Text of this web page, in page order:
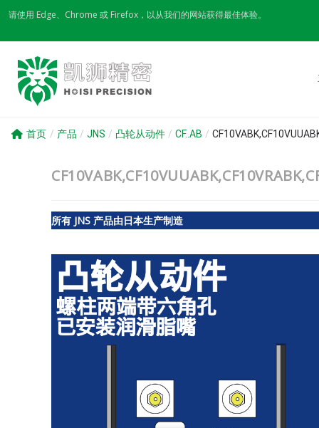
Skip
content
请使用 Edge、Chrome 或 Firefox，以从我们的网站获得最佳体验。
首页 / 产品 / JNS / 凸轮从动件 / CF..AB /
所有 JNS 产品由日本生产制造